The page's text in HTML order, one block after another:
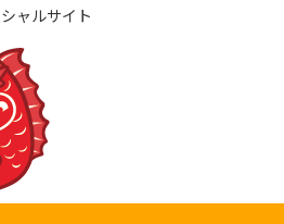
ャルサイト